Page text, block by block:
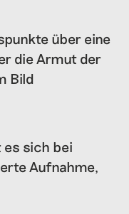
über eine
die Armut der
Bild
es sich bei
Aufnahme,